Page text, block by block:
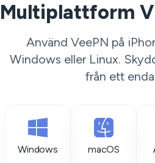
Multiplattform
Använd VeePN på
Windows eller Linux.
från ett
Windows macOS